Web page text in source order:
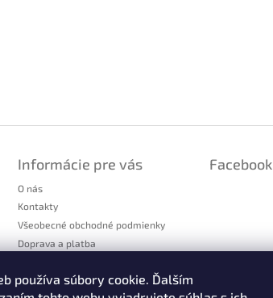
používa súbory cookie. Ďalším
Informácie pre vás
O nás
Kontakty
Všeobecné obchodné podmienky
Doprava a platba
Reklamačný poriadok
Facebook